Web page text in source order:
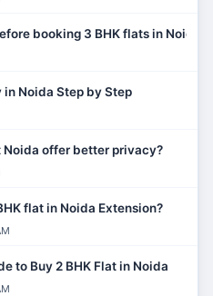
booking 3 BHK flats in Noida?
Noida Step by Step
Noida offer better privacy?
flat in Noida Extension?
to Buy 2 BHK Flat in Noida